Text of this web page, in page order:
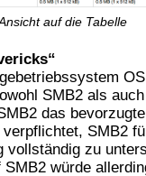
auf die Tabelle
SMB2 als
das
SMB2
vollständig zu
würde